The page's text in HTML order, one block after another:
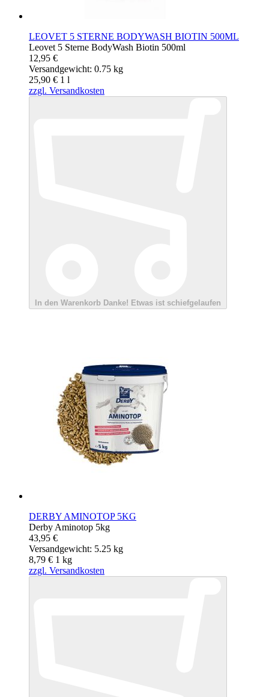
LEOVET 5 STERNE BODYWASH BIOTIN 500ML
Leovet 5 Sterne BodyWash Biotin 500ml
12,95 €
Versandgewicht: 0.75 kg
25,90 € 1 l
zzgl. Versandkosten
In den Warenkorb Danke! Etwas ist schiefgelaufen
DERBY AMINOTOP 5KG
Derby Aminotop 5kg
43,95 €
Versandgewicht: 5.25 kg
8,79 € 1 kg
zzgl. Versandkosten